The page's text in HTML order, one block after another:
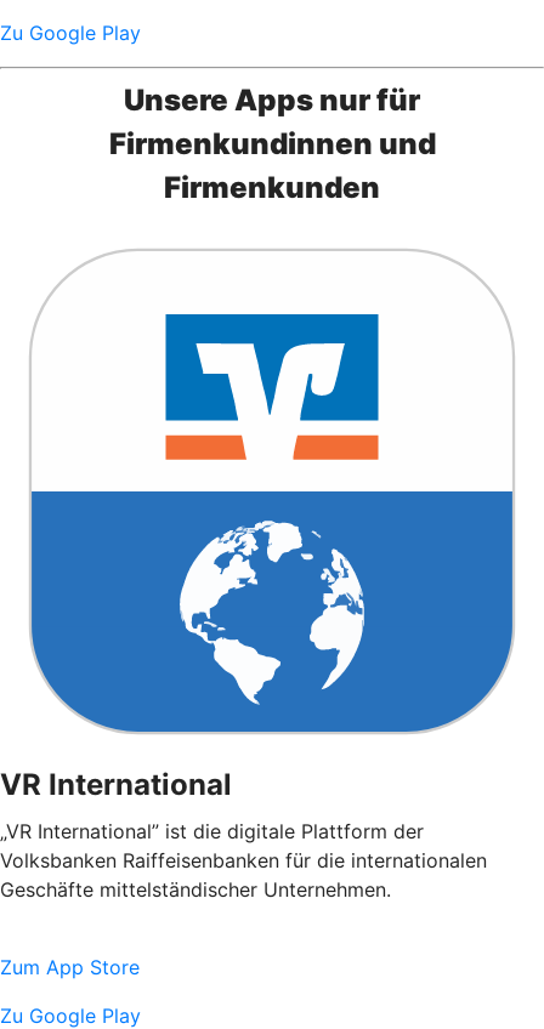
Zu Google Play
Unsere Apps nur für
Firmenkundinnen und
Firmenkunden
VR International
„VR International” ist die digitale Plattform der
Volksbanken Raiffeisenbanken für die internationalen
Geschäfte mittelständischer Unternehmen.
Zum App Store
Zu Google Play